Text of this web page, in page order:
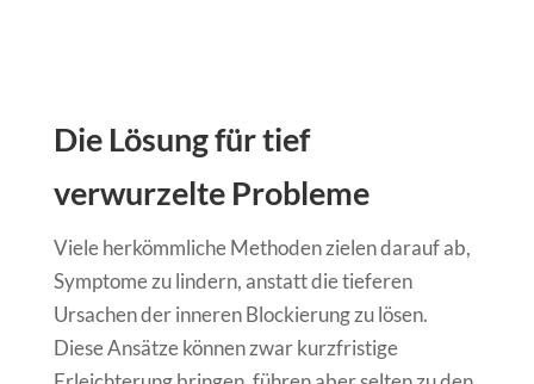
Die Lösung für tief
verwurzelte Probleme
Viele herkömmliche Methoden zielen darauf ab,
Symptome zu lindern, anstatt die tieferen
Ursachen der inneren Blockierung zu lösen.
Diese Ansätze können zwar kurzfristige